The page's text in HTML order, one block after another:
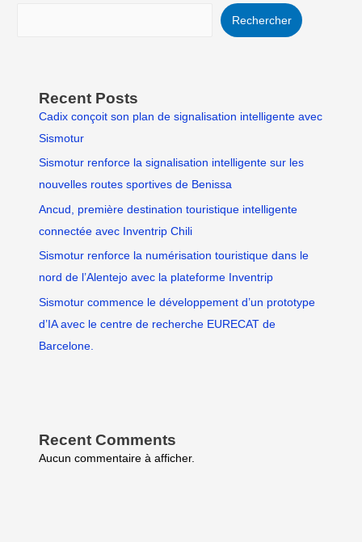
Rechercher
Recent Posts
Cadix conçoit son plan de signalisation intelligente avec
Sismotur
Sismotur renforce la signalisation intelligente sur les
nouvelles routes sportives de Benissa
Ancud, première destination touristique intelligente
connectée avec Inventrip Chili
Sismotur renforce la numérisation touristique dans le
nord de l’Alentejo avec la plateforme Inventrip
Sismotur commence le développement d’un prototype
d’IA avec le centre de recherche EURECAT de
Barcelone.
Recent Comments
Aucun commentaire à afficher.